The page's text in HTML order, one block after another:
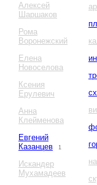
Алексей
Шаршаков
Рома
Воронежский
Елена
Новоселова
Ксения
Ерулевич
Анна
Клейменова
Евгений
Казанцев
1
Искандер
Мухамадеев